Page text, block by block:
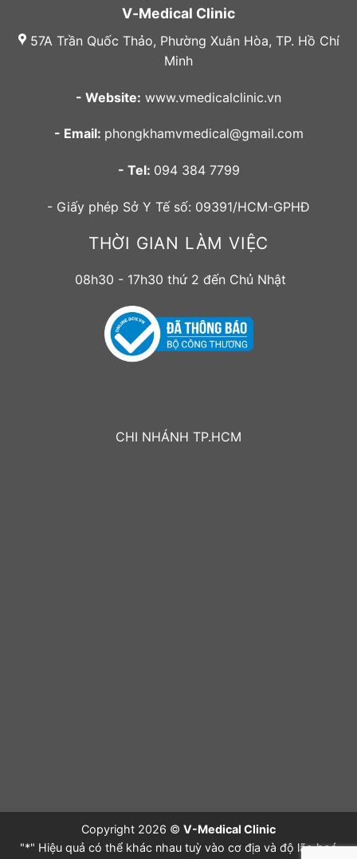
V-Medical Clinic
57A Trần Quốc Thảo, Phường Xuân Hòa, TP. Hồ Chí
Minh
- Website: www.vmedicalclinic.vn
- Email: phongkhamvmedical@gmail.com
- Tel: 094 384 7799
- Giấy phép Sở Y Tế số: 09391/HCM-GPHĐ
THỜI GIAN LÀM VIỆC
08h30 - 17h30 thứ 2 đến Chủ Nhật
CHI NHÁNH TP.HCM
Copyright 2026 © V-Medical Clinic
"*" Hiệu quả có thể khác nhau tuỳ vào cơ địa và độ lão hoá